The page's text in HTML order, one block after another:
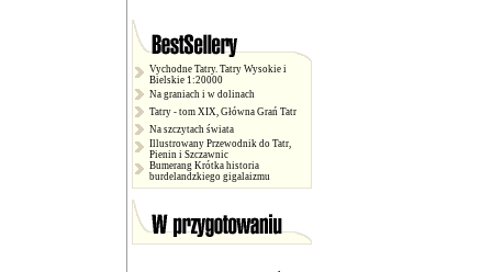
Vychodne Tatry. Tatry Wysokie i
Bielskie 1:20000
Na graniach i w dolinach
Tatry - tom XIX, Główna Grań Tatr
Na szczytach świata
Illustrowany Przewodnik do Tatr,
Pienin i Szczawnic
Bumerang Krótka historia
burdelandzkiego gigalaizmu